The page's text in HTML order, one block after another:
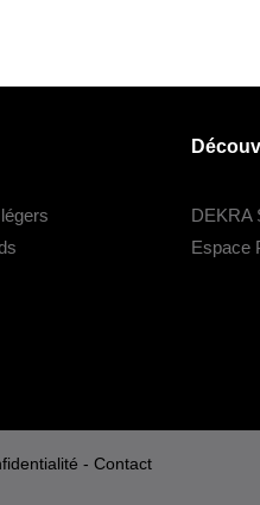
DEKRA
Espace
- Contact